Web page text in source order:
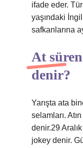
ifade eder.
yaşındaki
safkanlarına
At
denir?
Yarışta ata
selamları.
denir.29
jokey denir.